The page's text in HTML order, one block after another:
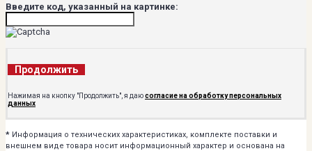
Введите код, указанный на картинке:
Продолжить
Нажимая на кнопку "Продолжить", я даюсогласие на обработку персональных
данных
* Информация о технических характеристиках, комплекте поставки и
внешнем виде товара носит информационный характер и основана на